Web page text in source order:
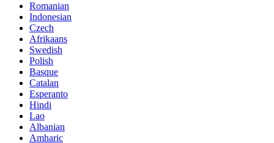
Romanian
Indonesian
Czech
Afrikaans
Swedish
Polish
Basque
Catalan
Esperanto
Hindi
Lao
Albanian
Amharic